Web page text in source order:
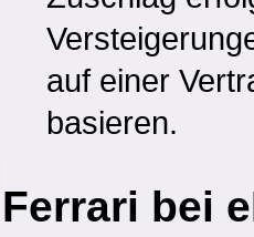
auf einer
basieren.
Ferrari bei